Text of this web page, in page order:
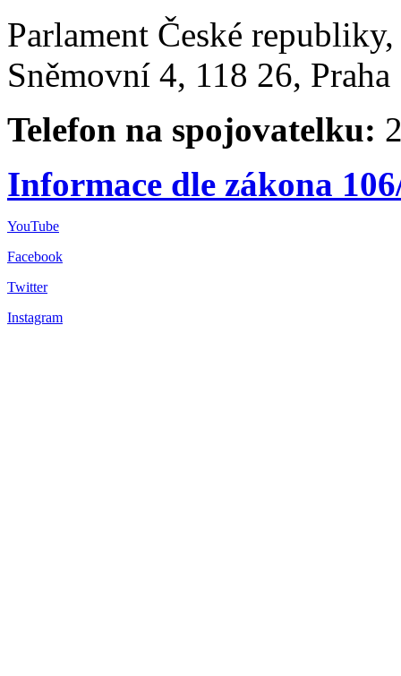
Parlament České
Sněmovní 4, 118 26,
Telefon na spojovatelku:
Informace dle zákona
YouTube
Facebook
Twitter
Instagram